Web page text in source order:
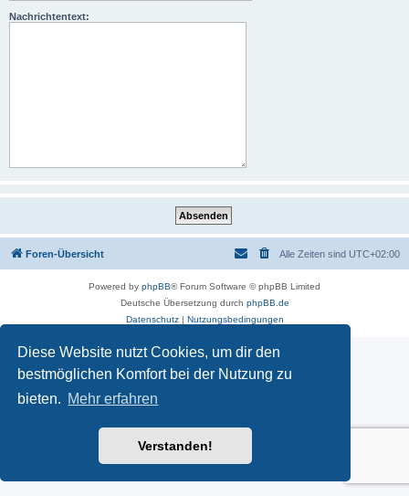
Diese Website nutzt Cookies, um dir den
bestmöglichen Komfort bei der Nutzung zu
bieten. Mehr erfahren
Verstanden!
Nachrichtentext:
Foren-Übersicht Alle Zeiten sind UTC+02:00
Powered by phpBB® Forum Software © phpBB Limited
Deutsche Übersetzung durch phpBB.de
Datenschutz| Nutzungsbedingungen